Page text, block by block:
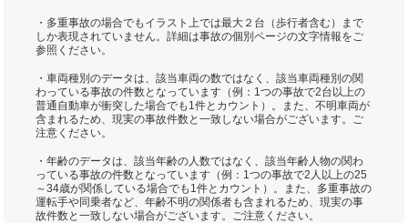
・多重事故の場合でもイラスト上では最大２台（歩行者含む）まで
しか表現されていません。詳細は事故の個別ページの文字情報をご
参照ください。
・車両種別のデータは、該当車両の数ではなく、該当車両種別の関
わっている事故の件数となっています（例：1つの事故で2台以上の
普通自動車が衝突した場合でも1件とカウント）。また、不明車両が
含まれるため、現実の事故件数と一致しない場合がございます。ご
注意ください。
・年齢のデータは、該当年齢の人数ではなく、該当年齢人物の関わ
っている事故の件数となっています（例：1つの事故で2人以上の25
～34歳が関係している場合でも1件とカウント）。また、多重事故の
運転手や同乗者など、年齢不明の関係者も含まれるため、現実の事
故件数と一致しない場合がございます。ご注意ください。